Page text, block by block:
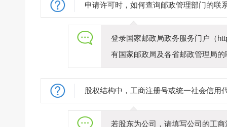
申请许可时，如何查询邮政管理部门的联
登录国家邮政局政务服务门户（
有国家邮政局及各省邮政管理局
股权结构中，工商注册号或统一社会信用
若股东为公司，请填写公司的工